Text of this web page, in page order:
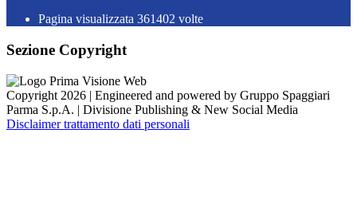
Pagina visualizzata 361402 volte
Sezione Copyright
Copyright 2026 | Engineered and powered by Gruppo Spaggiari
Parma S.p.A. | Divisione Publishing & New Social Media
Disclaimer trattamento dati personali